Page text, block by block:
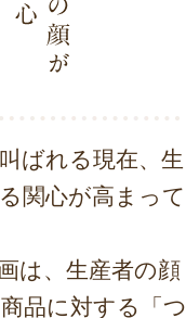
ばれる現在、生
関心が高まって
は、生産者の顔
品に対する「つ